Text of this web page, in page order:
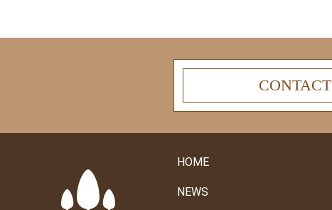
CONTACT
HOME
NEWS